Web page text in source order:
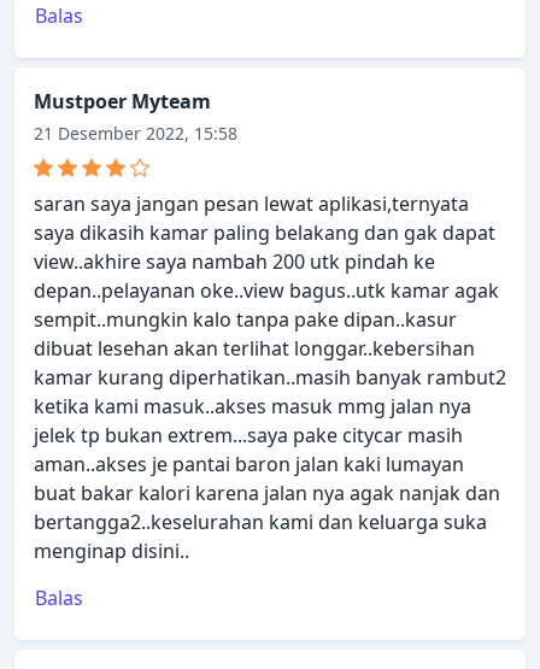
Balas
Mustpoer Myteam
21 Desember 2022, 15:58
saran saya jangan pesan lewat aplikasi,ternyata
saya dikasih kamar paling belakang dan gak dapat
view..akhire saya nambah 200 utk pindah ke
depan..pelayanan oke..view bagus..utk kamar agak
sempit..mungkin kalo tanpa pake dipan..kasur
dibuat lesehan akan terlihat longgar..kebersihan
kamar kurang diperhatikan..masih banyak rambut2
ketika kami masuk..akses masuk mmg jalan nya
jelek tp bukan extrem...saya pake citycar masih
aman..akses je pantai baron jalan kaki lumayan
buat bakar kalori karena jalan nya agak nanjak dan
bertangga2..keselurahan kami dan keluarga suka
menginap disini..
Balas